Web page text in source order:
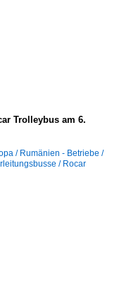
Trolleybus am 6.
/ Rumänien - Betriebe /
/ Rocar